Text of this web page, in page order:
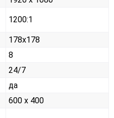
1200:1
178x178
8
24/7
да
600 x 400